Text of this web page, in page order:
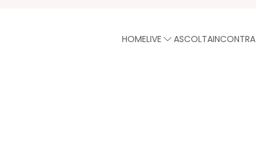
HOMELIVE ASCOLTAINCONTRA